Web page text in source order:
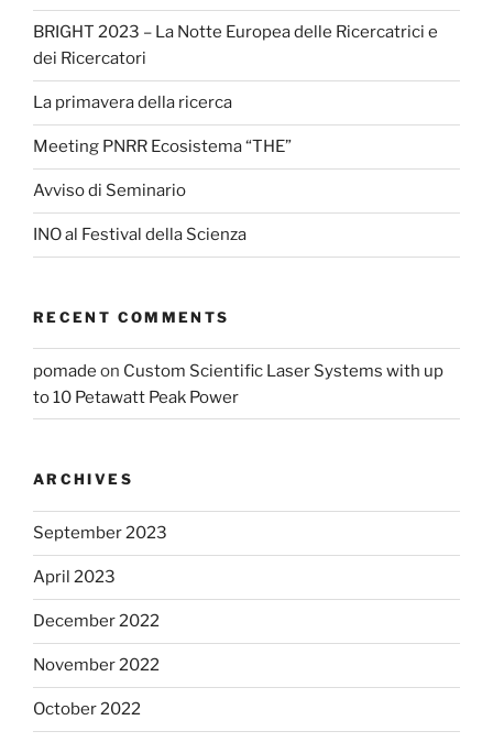
BRIGHT 2023 – La Notte Europea delle Ricercatrici e
dei Ricercatori
La primavera della ricerca
Meeting PNRR Ecosistema “THE”
Avviso di Seminario
INO al Festival della Scienza
RECENT COMMENTS
pomade on Custom Scientific Laser Systems with up
to 10 Petawatt Peak Power
ARCHIVES
September 2023
April 2023
December 2022
November 2022
October 2022